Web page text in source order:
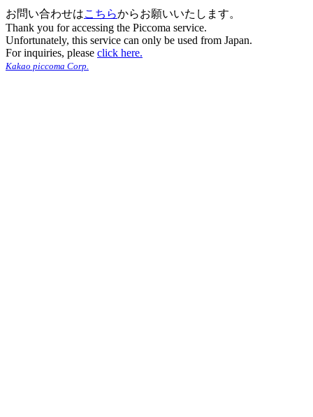
お問い合わせはこちらからお願いいたします。
Thank you for accessing the Piccoma service.
Unfortunately, this service can only be used from Japan.
For inquiries, please click here.
Kakao piccoma Corp.